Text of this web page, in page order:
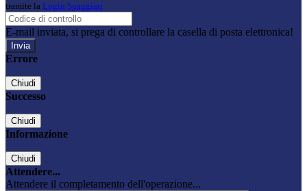
tramite la Login Spaggiari
E-mail inviata, si prega di controllare la casella di posta elettronica!
Errore
Chiudi
Successo
Chiudi
Informazione
Chiudi
Attendere...
Attendere il completamento dell'operazione...